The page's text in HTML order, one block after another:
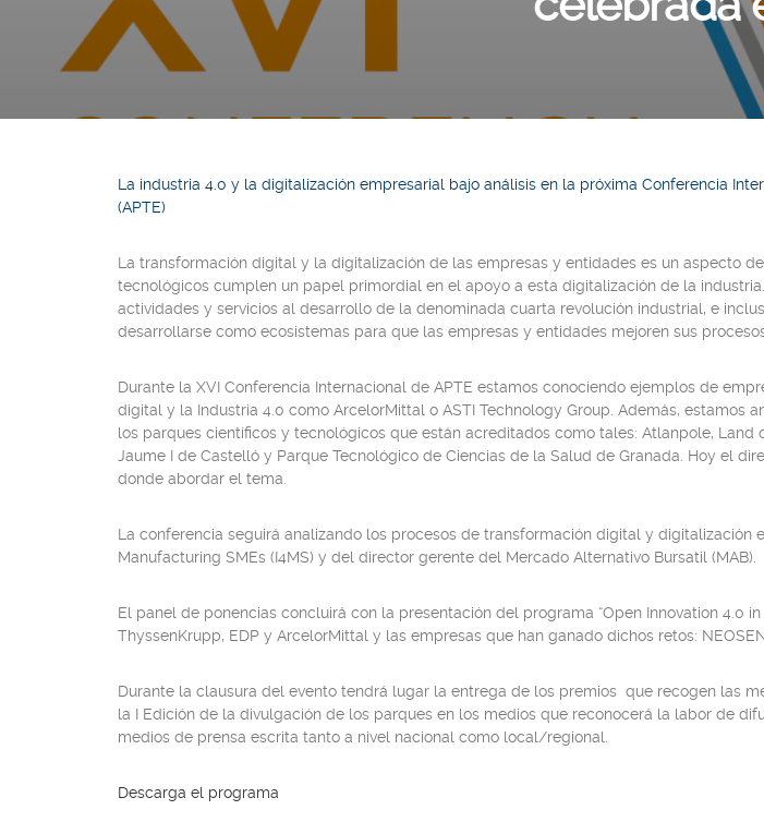
La industria 4.0 y la digitalización empresarial bajo análisis en la próxima Conferencia
(APTE)
La transformación digital y la digitalización de las empresas y entidades es un aspecto
tecnológicos cumplen un papel primordial en el apoyo a esta digitalización de la
actividades y servicios al desarrollo de la denominada cuarta revolución industrial, e
desarrollarse como ecosistemas para que las empresas y entidades mejoren sus
Durante la XVI Conferencia Internacional de APTE estamos conociendo ejemplos de
digital y la Industria 4.0 como ArcelorMittal o ASTI Technology Group. Además,
los parques científicos y tecnológicos que están acreditados como tales: Atlanpole,
Jaume I de Castelló y Parque Tecnológico de Ciencias de la Salud de Granada. Hoy el
donde abordar el tema.
La conferencia seguirá analizando los procesos de transformación digital y
Manufacturing SMEs (I4MS) y del director gerente del Mercado Alternativo Bursatil (MAB).
El panel de ponencias concluirá con la presentación del programa “Open Innovation 4.0
ThyssenKrupp, EDP y ArcelorMittal y las empresas que han ganado dichos retos:
Durante la clausura del evento tendrá lugar la entrega de los premios que recogen las
la I Edición de la divulgación de los parques en los medios que reconocerá la labor de
medios de prensa escrita tanto a nivel nacional como local/regional.
Descarga el programa